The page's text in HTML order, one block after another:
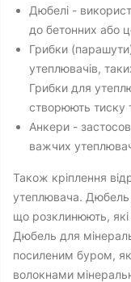
Дюбелі -
до бетонних або
Грибки
утеплювачів,
Грибки для
створюють тиску
Анкери -
важчих
Також кріплення
утеплювача. Дюбель
що розклинюють, які
Дюбель для
посиленим буром,
волокнами